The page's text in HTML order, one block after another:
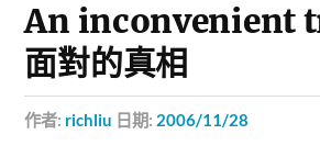
An inconvenient
面對的真相
作者: richliu 日期: 2006/11/28